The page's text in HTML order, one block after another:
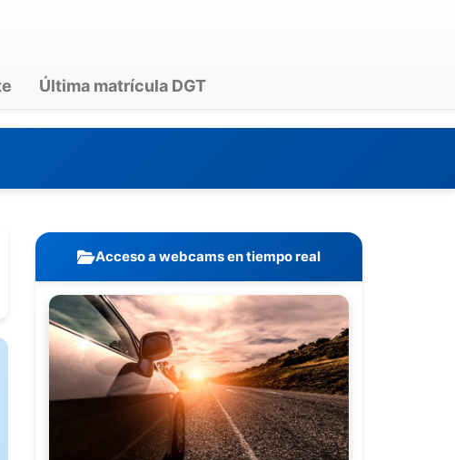
Última matrícula DGT
Acceso a webcams en tiempo real